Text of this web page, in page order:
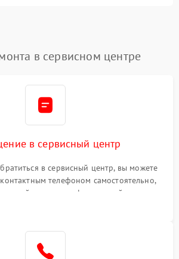
в сервисном центре
в сервисный центр
в сервисный центр, вы можете
контактным телефоном самостоятельно,
свой номер телефона на сайте